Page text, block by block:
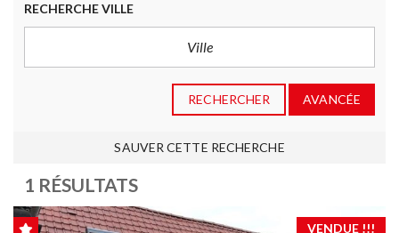
RECHERCHE VILLE
RECHERCHER AVANCÉE
SAUVER CETTE RECHERCHE
1 RÉSULTATS
VENDUE !!!